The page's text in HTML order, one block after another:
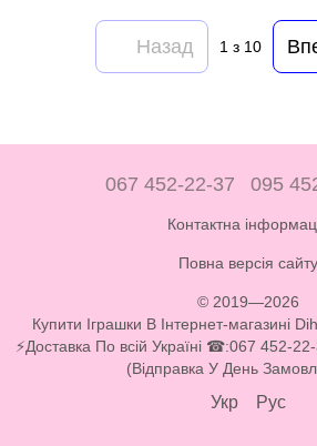
Назад 1 з 10
067 452-22-37 095
Контактна
Повна версія сайту
© 2019—2026
Купити Іграшки В Інтернет-магазині
⚡Доставка По всій Україні ☎:067 452-
(Відправка У День
Укр Рус